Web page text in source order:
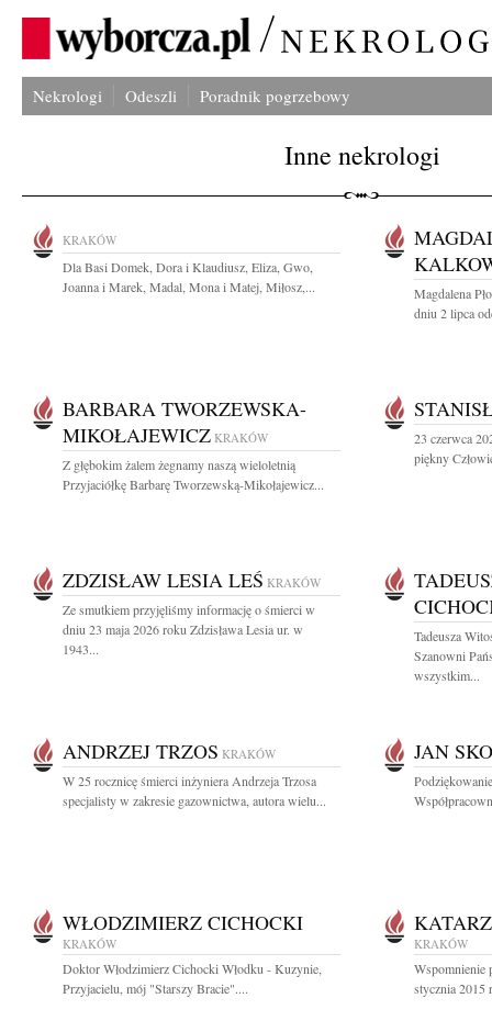
Nekrologi Odeszli Poradnik pogrzebowy
Inne nekrologi
KRAKÓW
Dla Basi Domek, Dora i Klaudiusz, Eliza, Gwo,
Joanna i Marek, Madal, Mona i Matej, Miłosz,...
Magdalena
dniu 2 lipca
BARBARA TWORZEWSKA-
MIKOŁAJEWICZ KRAKÓW
Z głębokim żalem żegnamy naszą wieloletnią
Przyjaciółkę Barbarę Tworzewską-Mikołajewicz...
23 czerwca
piękny
ZDZISŁAW LESIA LEŚ KRAKÓW
Ze smutkiem przyjęliśmy informację o śmierci w
dniu 23 maja 2026 roku Zdzisława Lesia ur. w
1943...
Tadeusza
Szanowni
wszystkim...
ANDRZEJ TRZOS KRAKÓW
W 25 rocznicę śmierci inżyniera Andrzeja Trzosa
specjalisty w zakresie gazownictwa, autora wielu...
JAN
WŁODZIMIERZ CICHOCKI
KRAKÓW
Doktor Włodzimierz Cichocki Włodku - Kuzynie,
Przyjacielu, mój "Starszy Bracie"....
KRAKÓW
Wspomnienie
stycznia 2015